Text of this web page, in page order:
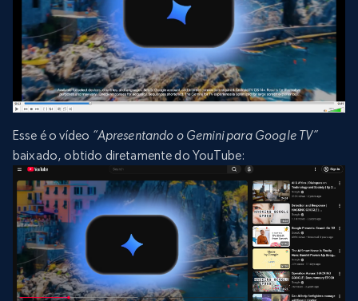
Esse é o vídeo “Apresentando o Gemini para Google TV”
baixado, obtido diretamente do YouTube: